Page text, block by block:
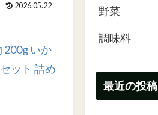
2026.05.22
200g いか
ット 詰め
野菜
調味料
最近の投稿